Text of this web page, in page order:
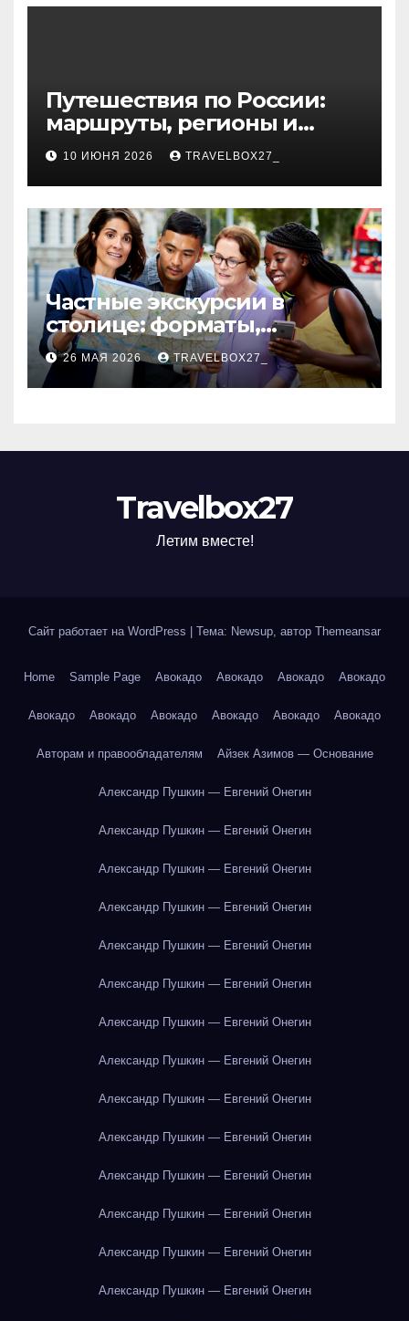
волокна
Путешествия по России:
маршруты, регионы и
особенности поездок
10 ИЮНЯ 2026 TRAVELBOX27_
Частные экскурсии в
столице: форматы,
маршруты и особенности
организации
26 МАЯ 2026 TRAVELBOX27_
Travelbox27
Летим вместе!
Сайт работает на WordPress Тема: Newsup, автор Themeansar
Home Sample Page Авокадо Авокадо Авокадо Авокадо
Авокадо Авокадо Авокадо Авокадо Авокадо Авокадо
Авторам и правообладателям Айзек Азимов — Основание
Александр Пушкин — Евгений Онегин
Александр Пушкин — Евгений Онегин
Александр Пушкин — Евгений Онегин
Александр Пушкин — Евгений Онегин
Александр Пушкин — Евгений Онегин
Александр Пушкин — Евгений Онегин
Александр Пушкин — Евгений Онегин
Александр Пушкин — Евгений Онегин
Александр Пушкин — Евгений Онегин
Александр Пушкин — Евгений Онегин
Александр Пушкин — Евгений Онегин
Александр Пушкин — Евгений Онегин
Александр Пушкин — Евгений Онегин
Александр Пушкин — Евгений Онегин